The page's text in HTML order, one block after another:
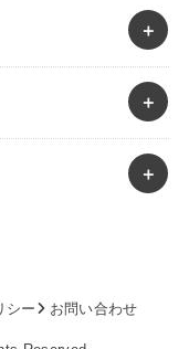
シー お問い合わせ